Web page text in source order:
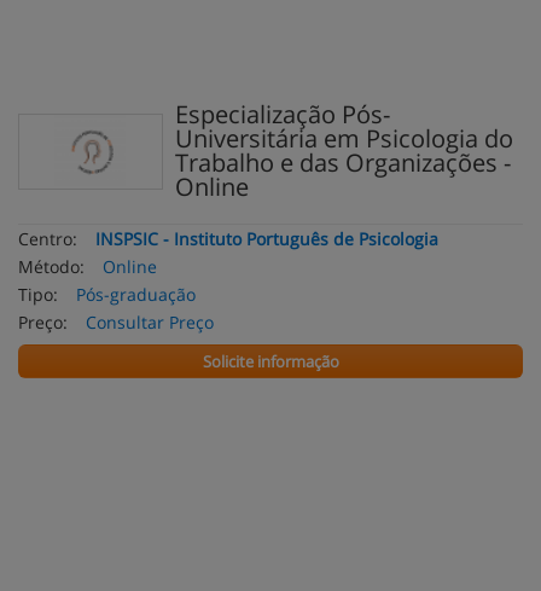
Especialização Pós-
Universitária em Psicologia do
Trabalho e das Organizações -
Online
Centro:
INSPSIC - Instituto Português de Psicologia
Método:
Online
Tipo:
Pós-graduação
Preço:
Consultar Preço
Solicite informação